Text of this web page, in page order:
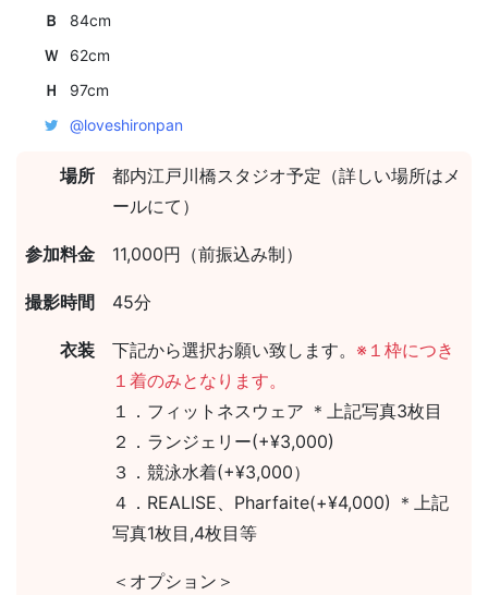
Ｂ
84cm
Ｗ
62cm
Ｈ
97cm
@loveshironpan
場所
都内江戸川橋スタジオ予定（詳しい場所はメ
ールにて）
参加料金 11,000円（前振込み制）
撮影時間 45分
衣装 下記から選択お願い致します。 ※１枠につき
１着のみとなります。
１．フィットネスウェア ＊上記写真3枚目
２．ランジェリー(+¥3,000)
３．競泳水着(+¥3,000）
４．REALISE、Pharfaite(+¥4,000) ＊上記
写真1枚目,4枚目等
＜オプション＞